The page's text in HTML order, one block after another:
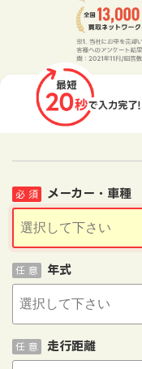
メーカー・車種
必 須
年式
任 意
走行距離
任 意